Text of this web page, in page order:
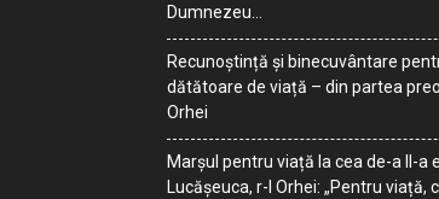
Dumnezeu…
Recunoștință și binecuvântare
dătătoare de viață – din partea
Orhei
Marșul pentru viață la cea de-a II-a
Lucășeuca, r-l Orhei: „Pentru viață,